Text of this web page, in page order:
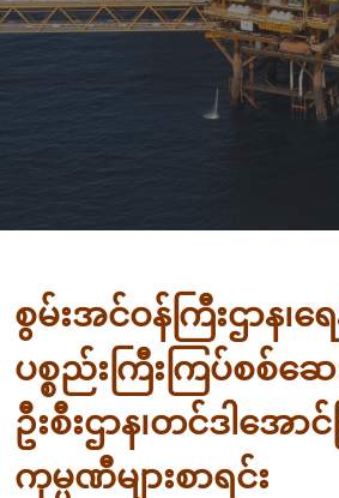
စွမ်းအင်ဝန်ကြီးဌာန၊
ပစ္စည်းကြီးကြပ်စစ်ဆေ
ဦးစီးဌာန၊တင်ဒါအေ
ကုမ္ပဏီများစာရင်း